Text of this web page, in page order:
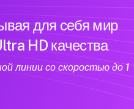
для себя мир
HD качества
линии со скоростью до 1